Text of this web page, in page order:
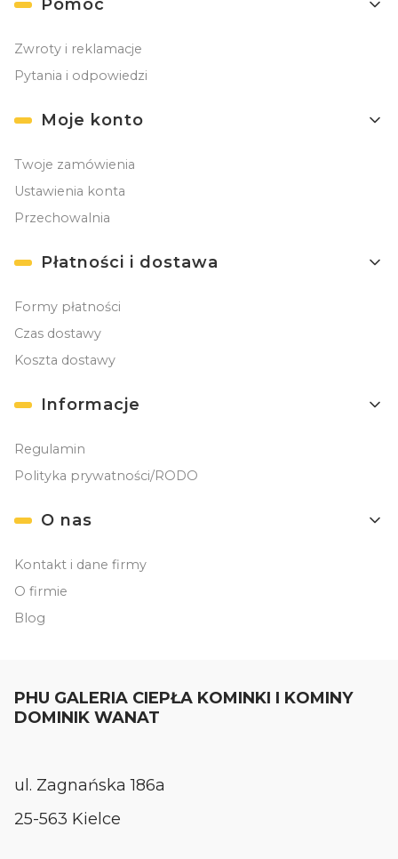
Pomoc
Zwroty i reklamacje
Pytania i odpowiedzi
Moje konto
Twoje zamówienia
Ustawienia konta
Przechowalnia
Płatności i dostawa
Formy płatności
Czas dostawy
Koszta dostawy
Informacje
Regulamin
Polityka prywatności/RODO
O nas
Kontakt i dane firmy
O firmie
Blog
PHU GALERIA CIEPŁA KOMINKI I KOMINY
DOMINIK WANAT
ul. Zagnańska 186a
25-563 Kielce